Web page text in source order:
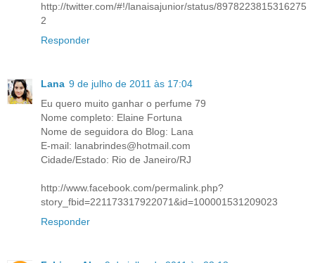
http://twitter.com/#!/lanaisajunior/status/8978223815316275
2
Responder
Lana 9 de julho de 2011 às 17:04
Eu quero muito ganhar o perfume 79
Nome completo: Elaine Fortuna
Nome de seguidora do Blog: Lana
E-mail: lanabrindes@hotmail.com
Cidade/Estado: Rio de Janeiro/RJ
http://www.facebook.com/permalink.php?
story_fbid=221173317922071&id=100001531209023
Responder